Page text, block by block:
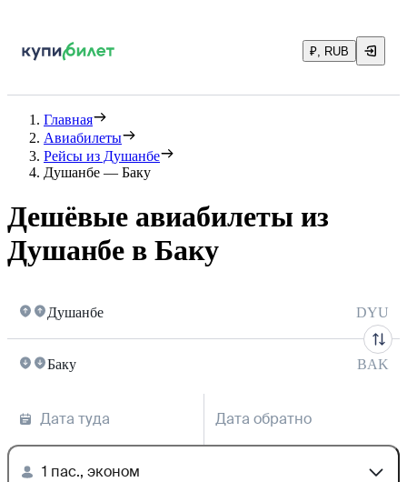
₽, RUB
Главная
Авиабилеты
Рейсы из Душанбе
Душанбе — Баку
Дешёвые авиабилеты из
Душанбе в Баку
Душанбе DYU
Баку BAK
Дата туда Дата обратно
1 пас., эконом